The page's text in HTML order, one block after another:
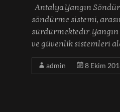
Antalya Yangın
söndürme sistemi,
sürdürmektedir.
ve güvenlik sistemleri
admin 8 Ekim